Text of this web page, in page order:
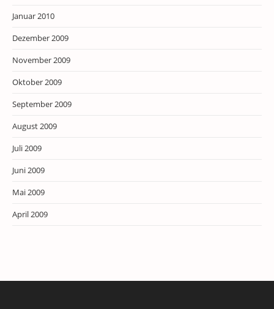
Januar 2010
Dezember 2009
November 2009
Oktober 2009
September 2009
August 2009
Juli 2009
Juni 2009
Mai 2009
April 2009